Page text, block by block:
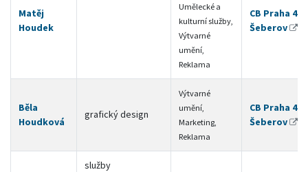
Matěj
Houdek
Umělecké a
kulturní služby,
Výtvarné
umění,
Reklama
CB Praha 4 -
Šeberov
Běla
Houdková
grafický design
Výtvarné
umění,
Marketing,
Reklama
CB Praha 4 -
Šeberov
služby